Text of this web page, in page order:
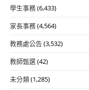
學生事務(6,433)
家長事務(4,564)
教務處公告(3,532)
教師甄選(42)
未分類(1,285)